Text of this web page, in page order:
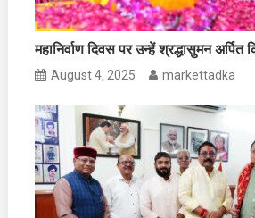
महानिर्वाण दिवस पर उन्हें श्रद्धासुमन अर्पित
August 4, 2025 markettadka